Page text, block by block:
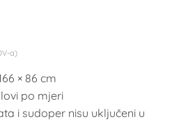
a)
× 86 cm
po mjeri
i sudoper nisu uključeni u